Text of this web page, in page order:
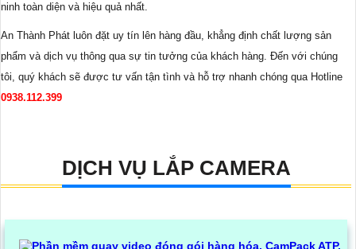
ninh toàn diện và hiệu quả nhất.
An Thành Phát luôn đặt uy tín lên hàng đầu, khẳng định chất lượng sản
phẩm và dịch vụ thông qua sự tin tưởng của khách hàng. Đến với chúng
tôi, quý khách sẽ được tư vấn tận tình và hỗ trợ nhanh chóng qua Hotline
0938.112.399
DỊCH VỤ LẮP CAMERA